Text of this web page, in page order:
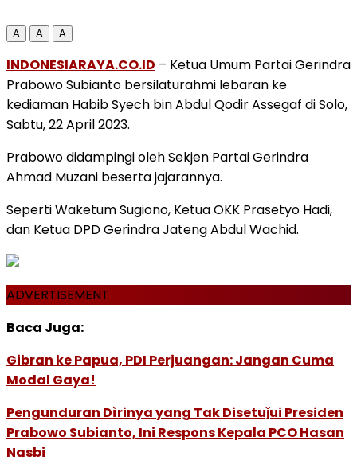
A A A
INDONESIARAYA.CO.ID – Ketua Umum Partai Gerindra
Prabowo Subianto bersilaturahmi lebaran ke
kediaman Habib Syech bin Abdul Qodir Assegaf di Solo,
Sabtu, 22 April 2023.
Prabowo didampingi oleh Sekjen Partai Gerindra
Ahmad Muzani beserta jajarannya.
Seperti Waketum Sugiono, Ketua OKK Prasetyo Hadi,
dan Ketua DPD Gerindra Jateng Abdul Wachid.
ADVERTISEMENT
Baca Juga:
Gibran ke Papua, PDI Perjuangan: Jangan Cuma
Modal Gaya!
Pengunduran Dìrinya yang Tak Disetuǰui Presiden
Prabowo Subianto, Ini Respons Kepala PCO Hasan
Nasbi